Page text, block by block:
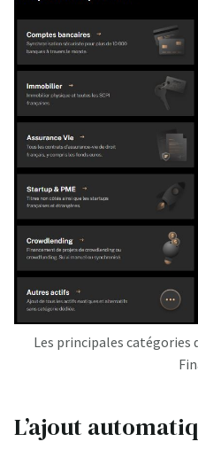
Les principales catégories
L’ajout